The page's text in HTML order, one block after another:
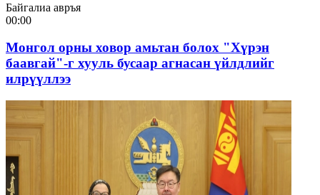
Байгалиа авръя
00:00
Монгол орны ховор амьтан болох "Хүрэн
баавгай"-г хууль бусаар агнасан үйлдлийг
илрүүллээ